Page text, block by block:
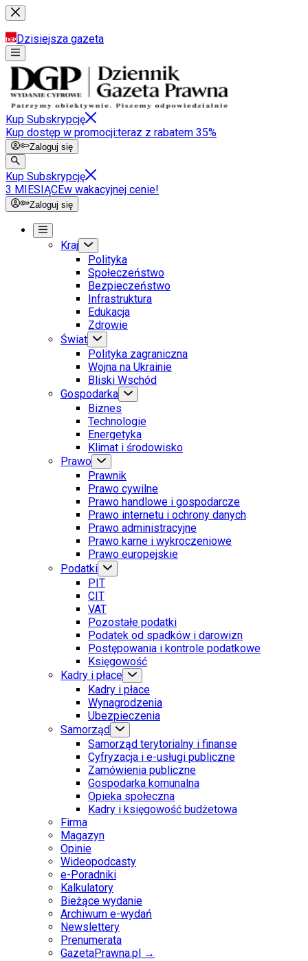
Dzisiejsza gazeta
Kup Subskrypcję
Kup dostęp w promocji:teraz z rabatem 35%
Zaloguj się
Kup Subskrypcję
3 MIESIĄCEw wakacyjnej cenie!
Zaloguj się
Kraj
Polityka
Społeczeństwo
Bezpieczeństwo
Infrastruktura
Edukacja
Zdrowie
Świat
Polityka zagraniczna
Wojna na Ukrainie
Bliski Wschód
Gospodarka
Biznes
Technologie
Energetyka
Klimat i środowisko
Prawo
Prawnik
Prawo cywilne
Prawo handlowe i gospodarcze
Prawo internetu i ochrony danych
Prawo administracyjne
Prawo karne i wykroczeniowe
Prawo europejskie
Podatki
PIT
CIT
VAT
Pozostałe podatki
Podatek od spadków i darowizn
Postępowania i kontrole podatkowe
Księgowość
Kadry i płace
Kadry i płace
Wynagrodzenia
Ubezpieczenia
Samorząd
Samorząd terytorialny i finanse
Cyfryzacja i e-usługi publiczne
Zamówienia publiczne
Gospodarka komunalna
Opieka społeczna
Kadry i księgowość budżetowa
Firma
Magazyn
Opinie
Wideopodcasty
e-Poradniki
Kalkulatory
Bieżące wydanie
Archiwum e-wydań
Newslettery
Prenumerata
GazetaPrawna.pl →